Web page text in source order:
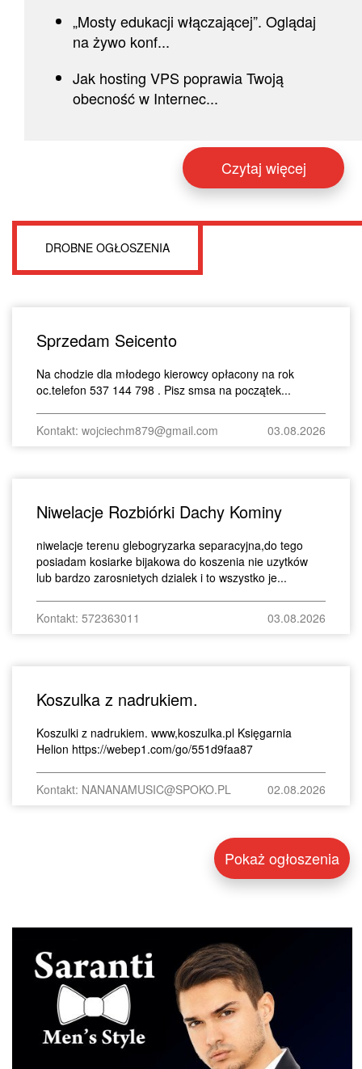
„Mosty edukacji włączającej”. Oglądaj
na żywo konf...
Jak hosting VPS poprawia Twoją
obecność w Internec...
Czytaj więcej
DROBNE OGŁOSZENIA
Sprzedam Seicento
Na chodzie dla młodego kierowcy opłacony na rok
oc.telefon 537 144 798 . Pisz smsa na początek...
Kontakt: wojciechm879@gmail.com 03.08.2026
Niwelacje Rozbiórki Dachy Kominy
niwelacje terenu glebogryzarka separacyjna,do tego
posiadam kosiarke bijakowa do koszenia nie uzytków
lub bardzo zarosnietych dzialek i to wszystko je...
Kontakt: 572363011 03.08.2026
Koszulka z nadrukiem.
Koszulki z nadrukiem. www,koszulka.pl Księgarnia
Helion https://webep1.com/go/551d9faa87
Kontakt: NANANAMUSIC@SPOKO.PL 02.08.2026
Pokaż ogłoszenia